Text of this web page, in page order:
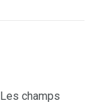
Les champs